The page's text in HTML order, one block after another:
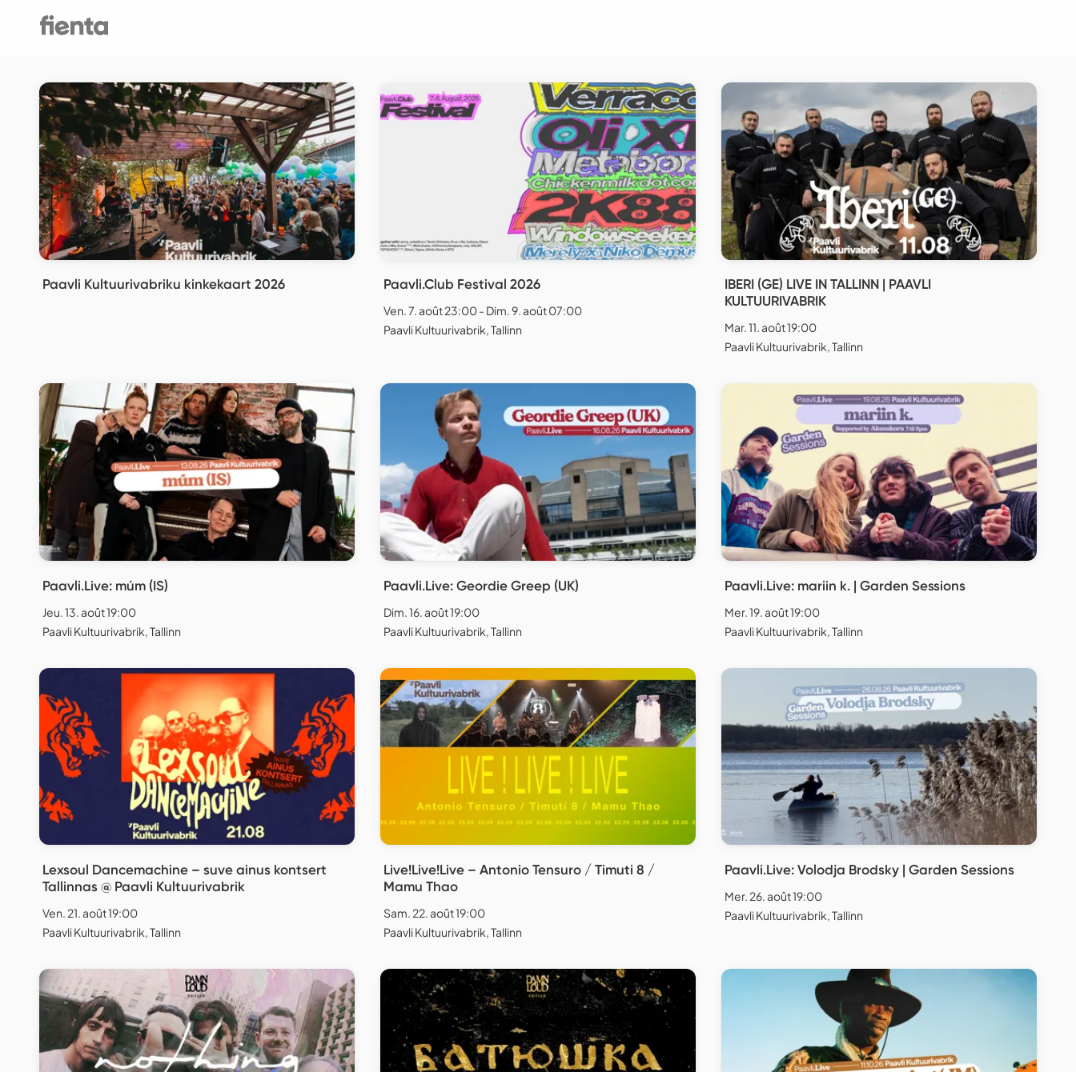
Paavli Kultuurivabriku kinkekaart 2026 Paavli.Club Festival 2026
Ven. 7. août 23:00 - Dim. 9. août 07:00
Paavli Kultuurivabrik, Tallinn
IBERI (GE) LIVE IN TALLINN | PAAVLI
KULTUURIVABRIK
Mar. 11. août 19:00
Paavli Kultuurivabrik, Tallinn
Paavli.Live: múm (IS)
Jeu. 13. août 19:00
Paavli Kultuurivabrik, Tallinn
Paavli.Live: Geordie Greep (UK)
Dim. 16. août 19:00
Paavli Kultuurivabrik, Tallinn
Paavli.Live: mariin k. | Garden Sessions
Mer. 19. août 19:00
Paavli Kultuurivabrik, Tallinn
Lexsoul Dancemachine – suve ainus kontsert
Tallinnas @ Paavli Kultuurivabrik
Ven. 21. août 19:00
Paavli Kultuurivabrik, Tallinn
Live!Live!Live – Antonio Tensuro / Timuti 8 /
Mamu Thao
Sam. 22. août 19:00
Paavli Kultuurivabrik, Tallinn
Paavli.Live: Volodja Brodsky | Garden Sessions
Mer. 26. août 19:00
Paavli Kultuurivabrik, Tallinn